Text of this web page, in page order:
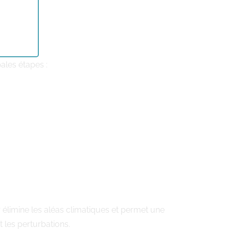
étapes :
les aléas climatiques et permet une
les perturbations.